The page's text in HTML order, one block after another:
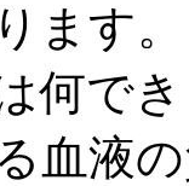
ます。
何で
血液